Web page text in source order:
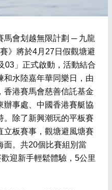
馬會划越無限計劃 ─ 九龍
》將於4月27日假觀塘避
03」正式啟動，活動結合
和水陸嘉年華同樂日，由
香港賽馬會慈善信託基金
辦事處、中國香港賽艇協
。除了新興潮玩的平板賽
立板賽事，觀塘避風塘賽
面。共20個比賽組別當
迎新手輕鬆體驗，5公里